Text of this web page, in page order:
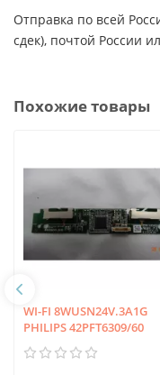
Отправка по всей
сдек), почтой России
Похожие товары
WI-FI 8WUSN24V.3A1G
PHILIPS 42PFT6309/60